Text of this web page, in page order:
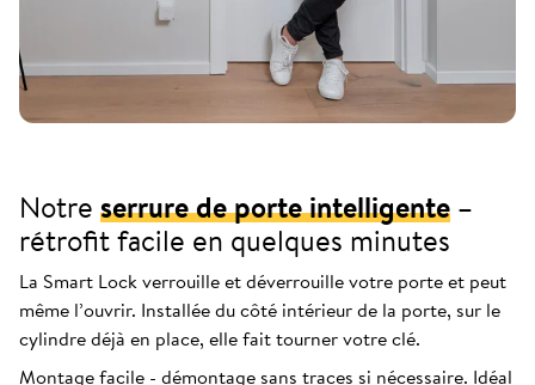
Notre serrure de porte intelligente –
rétrofit facile en quelques minutes
La Smart Lock verrouille et déverrouille votre porte et peut
même l’ouvrir. Installée du côté intérieur de la porte, sur le
cylindre déjà en place, elle fait tourner votre clé.
Montage facile - démontage sans traces si nécessaire. Idéal